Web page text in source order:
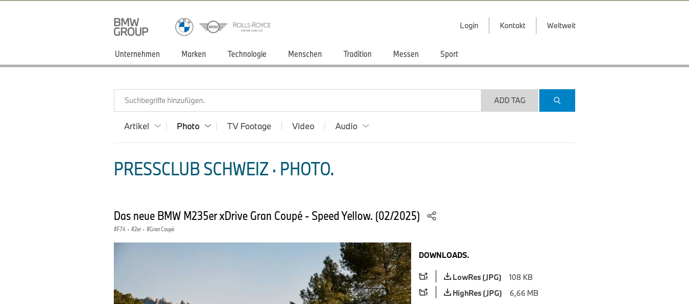
Login Kontakt Weltweit
Unternehmen Marken Technologie Menschen Tradition Messen Sport
Suchbegriffe hinzufügen. ADD TAG
Artikel Photo TV Footage Video Audio
PRESSCLUB SCHWEIZ · PHOTO.
Das neue BMW M235er xDrive Gran Coupé - Speed Yellow. (02/2025)
F74 · 2er · Gran Coupé
DOWNLOADS.
LowRes (JPG)
108 KB
HighRes (JPG)
6,66 MB